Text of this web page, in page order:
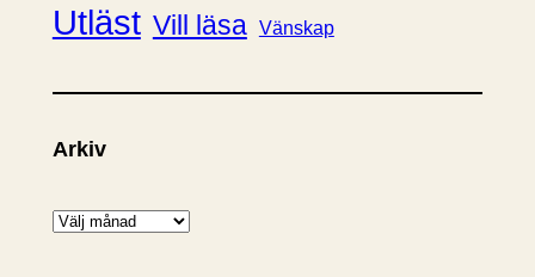
Utläst Vill läsa Vänskap
Arkiv
A